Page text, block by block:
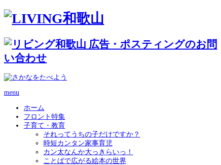
menu
ホーム
フロント特集
子育て・教育
それってうちの子だけですか？
時短カンタン家事育児
カン太なんか大っきらいっ！
ことばで広がる絵本の世界